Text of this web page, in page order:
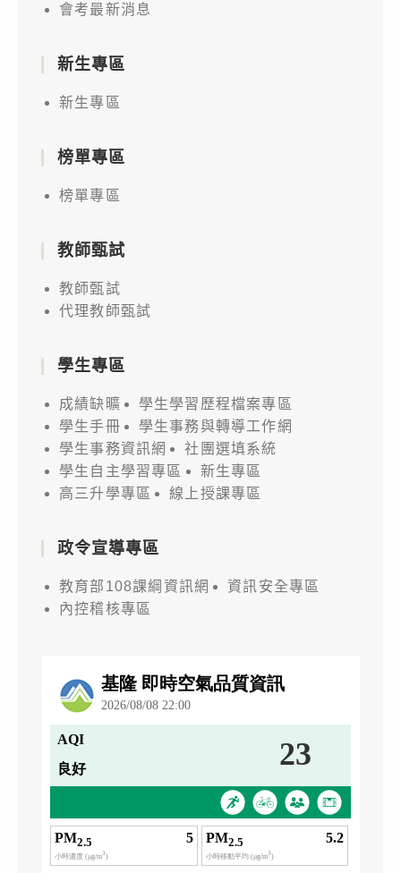
會考最新消息
新生專區
新生專區
榜單專區
榜單專區
教師甄試
教師甄試
代理教師甄試
學生專區
成績缺曠
學生學習歷程檔案專區
學生手冊
學生事務與轉導工作網
學生事務資訊網
社團選填系統
學生自主學習專區
新生專區
高三升學專區
線上授課專區
政令宣導專區
教育部108課綱資訊網
資訊安全專區
內控稽核專區